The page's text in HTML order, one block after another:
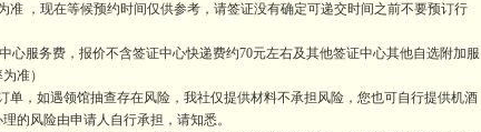
，现在等候预约时间仅供参考，请签证没有确定可递交时间之前不要预订行
心服务费，报价不含签证中心快递费约70元左右及其他签证中心其他自选附加服
准）
，如遇领馆抽查存在风险，我社仅提供材料不承担风险，您也可自行提供机酒
的风险由申请人自行承担，请知悉。